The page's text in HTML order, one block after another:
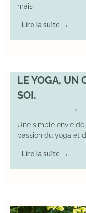
mais
Lire la suite →
LE YOGA, UN
SOI.
•
Une simple envie
passion du yoga et
Lire la suite →